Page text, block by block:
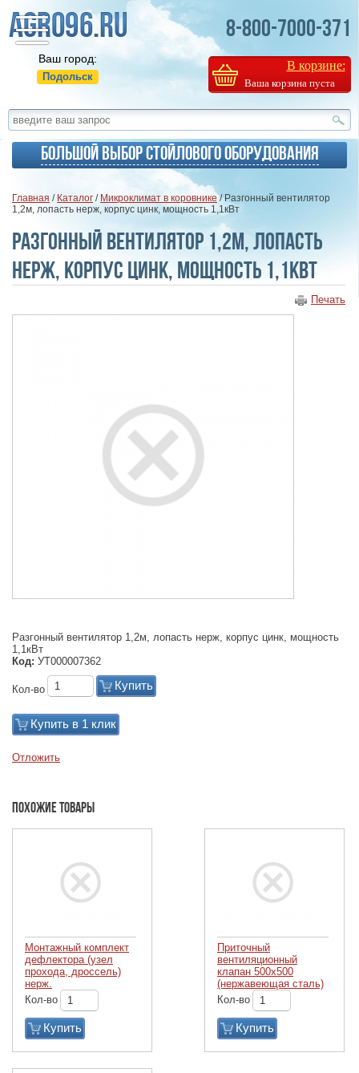
Ваш город:
Подольск
8-800-7000-371
В корзине:
Ваша корзина пуста
Большой выбор стойлового оборудования
Главная / Каталог / Микроклимат в коровнике/ Разгонный вентилятор
1,2м, лопасть нерж, корпус цинк, мощность 1,1кВт
Разгонный вентилятор 1,2м, лопасть
нерж, корпус цинк, мощность 1,1кВт
Печать
Разгонный вентилятор 1,2м, лопасть нерж, корпус цинк, мощность
1,1кВт
Код: УТ000007362
Кол-во Купить
Купить в 1 клик
Отложить
Похожие товары
Монтажный комплект
дефлектора (узел
прохода, дроссель)
нерж.
Кол-во
Купить
Приточный
вентиляционный
клапан 500х500
(нержавеющая сталь)
Кол-во
Купить